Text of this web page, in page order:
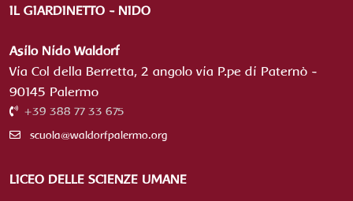
IL GIARDINETTO - NIDO
Asilo Nido Waldorf
Via Col della Berretta, 2 angolo via P.pe di Paternò -
90145 Palermo
+39 388 77 33 675
scuola@waldorfpalermo.org
LICEO DELLE SCIENZE UMANE